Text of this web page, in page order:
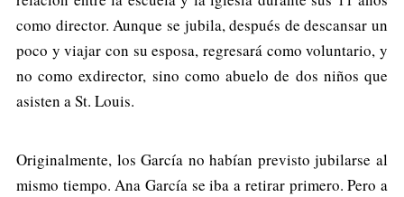
como director. Aunque se jubila, después de descansar un
poco y viajar con su esposa, regresará como voluntario, y
no como exdirector, sino como abuelo de dos niños que
asisten a St. Louis.
Originalmente, los García no habían previsto jubilarse al
mismo tiempo. Ana García se iba a retirar primero. Pero a